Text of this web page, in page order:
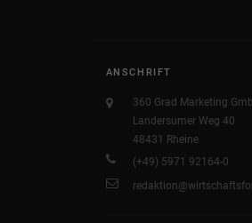
ANSCHRIFT
360 Grad Marketing
Landersumer Weg 40
48431 Rheine
(+49) 5971 92164-0